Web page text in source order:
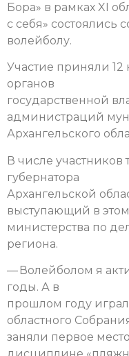
Бора» в рамках XI
с себя» состоялись
волейболу.
Участие приняли
органов
государственной
администраций
Архангельского
В числе участников
губернатора
Архангельской
выступающий в
министерства по
региона.
— Волейболом я
годы. А в
прошлом году
областного
заняли первое